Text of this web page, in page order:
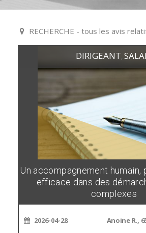
RECHERCHE - tous les avis
DIRIGEANT,
Un accompagnement humain,
efficace dans des
complexes
2026-04-28 Anoine R.,